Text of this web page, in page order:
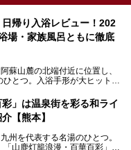
帰り入浴レビュー！202
場・家族風呂ともに徹底
蘇山麓の北端付近に位置し、
とつ。入浴手形が大ヒット
」は露天風呂を持たないもの
年10月に営業再開。数多くの
彩」は温泉街を彩る和ライ
【熊本】
州を代表する名湯のひとつ。
山鹿灯籠浪漫・百華百彩」